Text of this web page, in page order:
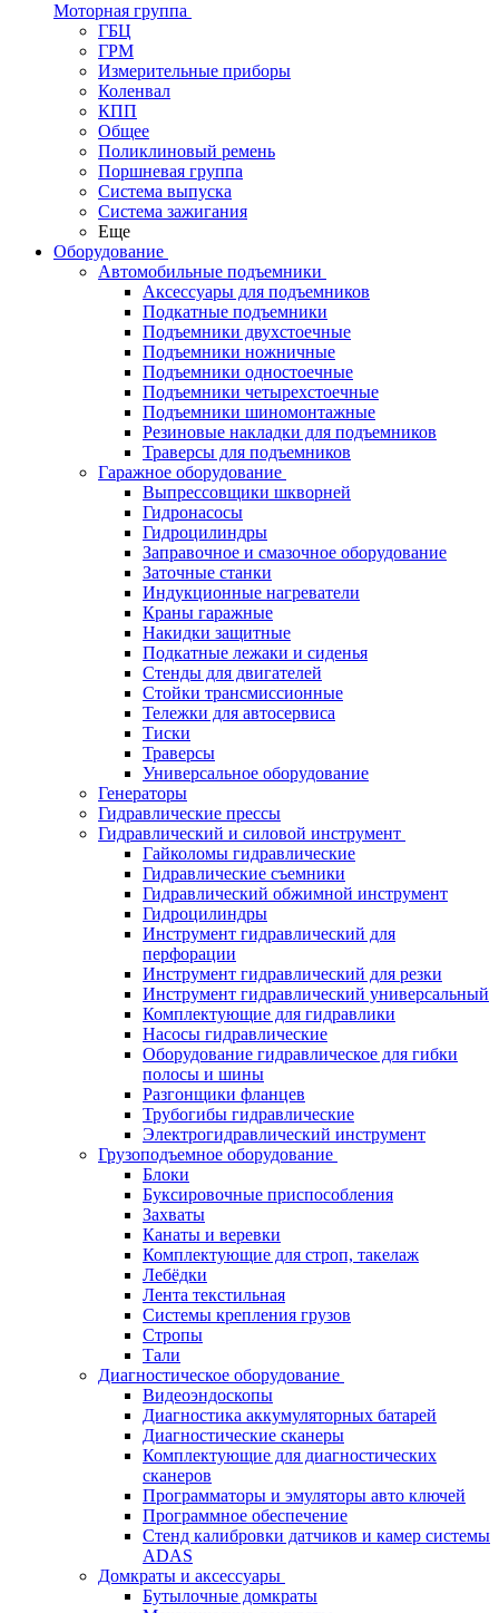
Моторная группа
ГБЦ
ГРМ
Измерительные приборы
Коленвал
КПП
Общее
Поликлиновый ремень
Поршневая группа
Система выпуска
Система зажигания
Еще
Оборудование
Автомобильные подъемники
Аксессуары для подъемников
Подкатные подъемники
Подъемники двухстоечные
Подъемники ножничные
Подъемники одностоечные
Подъемники четырехстоечные
Подъемники шиномонтажные
Резиновые накладки для подъемников
Траверсы для подъемников
Гаражное оборудование
Выпрессовщики шкворней
Гидронасосы
Гидроцилиндры
Заправочное и смазочное оборудование
Заточные станки
Индукционные нагреватели
Краны гаражные
Накидки защитные
Подкатные лежаки и сиденья
Стенды для двигателей
Стойки трансмиссионные
Тележки для автосервиса
Тиски
Траверсы
Универсальное оборудование
Генераторы
Гидравлические прессы
Гидравлический и силовой инструмент
Гайколомы гидравлические
Гидравлические съемники
Гидравлический обжимной инструмент
Гидроцилиндры
Инструмент гидравлический для
перфорации
Инструмент гидравлический для резки
Инструмент гидравлический универсальный
Комплектующие для гидравлики
Насосы гидравлические
Оборудование гидравлическое для гибки
полосы и шины
Разгонщики фланцев
Трубогибы гидравлические
Электрогидравлический инструмент
Грузоподъемное оборудование
Блоки
Буксировочные приспособления
Захваты
Канаты и веревки
Комплектующие для строп, такелаж
Лебёдки
Лента текстильная
Системы крепления грузов
Стропы
Тали
Диагностическое оборудование
Видеоэндоскопы
Диагностика аккумуляторных батарей
Диагностические сканеры
Комплектующие для диагностических
сканеров
Программаторы и эмуляторы авто ключей
Программное обеспечение
Стенд калибровки датчиков и камер системы
ADAS
Домкраты и аксессуары
Бутылочные домкраты